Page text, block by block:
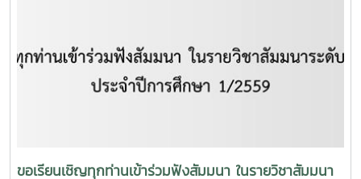
ขอเรียนเชิญทุกท่านเข้าร่วมฟังสัมมนา ในรายวิชาสัมมนา